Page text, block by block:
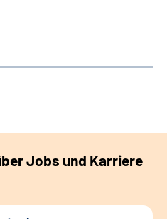
Jobs und Karriere